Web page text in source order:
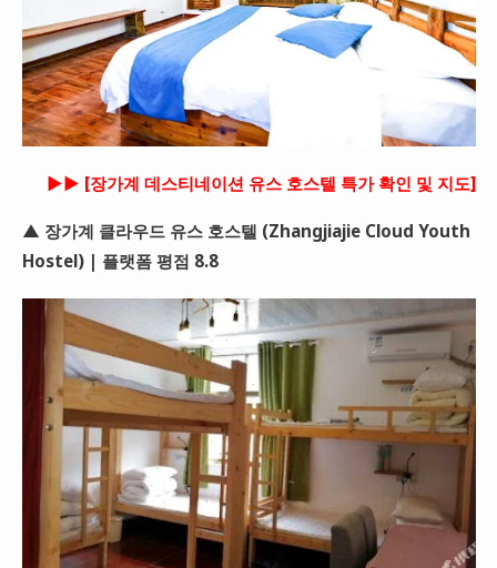
►► [장가계 데스티네이션 유스 호스텔 특가 확인 및 지도]
▲ 장가계 클라우드 유스 호스텔 (Zhangjiajie Cloud Youth
Hostel) | 플랫폼 평점 8.8